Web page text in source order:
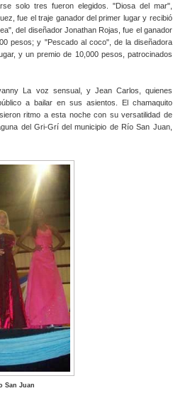
solo tres fueron elegidos. "Diosa del mar",
fue el traje ganador del primer lugar y recibió
del diseñador Jonathan Rojas, fue el ganador
pesos; y "Pescado al coco", de la diseñadora
y un premio de 10,000 pesos, patrocinados
La voz sensual, y Jean Carlos, quienes
a bailar en sus asientos. El chamaquito
ritmo a esta noche con su versatilidad de
del Gri-Grí del municipio de Río San Juan,
San Juan